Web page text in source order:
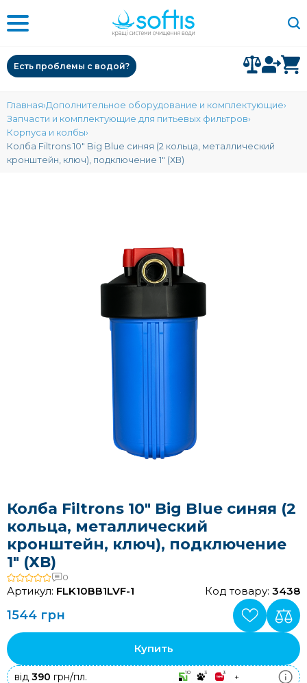
Есть проблемы с водой?
Главная Дополнительное оборудование и комплектующие
Запчасти и комплектующие для питьевых фильтров
Корпуса и колбы
Колба Filtrons 10" Big Blue синяя (2 кольца, металлический
кронштейн, ключ), подключение 1" (ХВ)
Колба Filtrons 10" Big Blue синяя (2
кольца, металлический
кронштейн, ключ), подключение
1" (ХВ)
0
Артикул: FLK10ВВ1LVF-1 Код товару: 3438
1544 грн
Купить
від 390 грн/пл. 10 3 3 +